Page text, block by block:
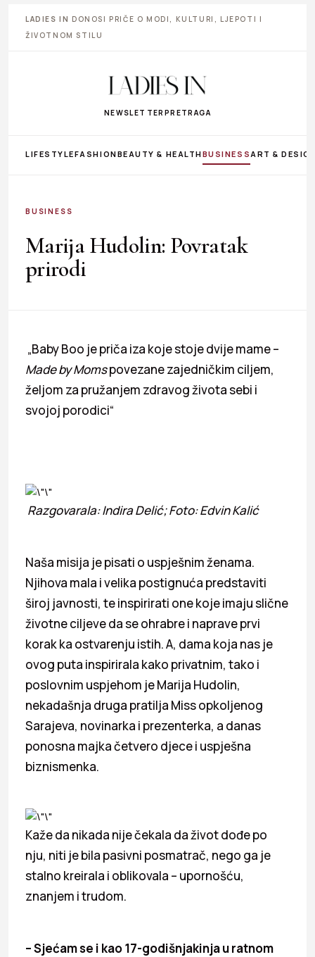
LADIES IN DONOSI PRIČE O MODI, KULTURI, LJEPOTI I
ŽIVOTNOM STILU
NEWSLETTER PRETRAGA
LIFESTYLEFASHIONBEAUTY & HEALTHBUSINESS ART &
BUSINESS
Marija Hudolin: Povratak
prirodi
„Baby Boo je priča iza koje stoje dvije mame –
Made by Momspovezane zajedničkim ciljem,
željom za pružanjem zdravog života sebi i
svojoj porodici“
Razgovarala: Indira Delić; Foto: Edvin Kalić
Naša misija je pisati o uspješnim ženama.
Njihova mala i velika postignuća predstaviti
široj javnosti, te inspirirati one koje imaju slične
životne ciljeve da se ohrabre i naprave prvi
korak ka ostvarenju istih. A, dama koja nas je
ovog puta inspirirala kako privatnim, tako i
poslovnim uspjehom je Marija Hudolin,
nekadašnja druga pratilja Miss opkoljenog
Sarajeva, novinarka i prezenterka, a danas
ponosna majka četvero djece i uspješna
biznismenka.
Kaže da nikada nije čekala da život dođe po
nju, niti je bila pasivni posmatrač, nego ga je
stalno kreirala i oblikovala – upornošću,
znanjem i trudom.
– Sjećam se i kao 17-godišnjakinja u ratnom